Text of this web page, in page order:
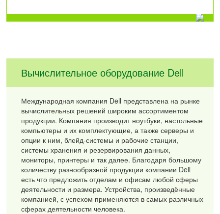
Вычислительное оборудование Dell
Международная компания Dell представлена на рынке
вычислительных решений широким ассортиментом
продукции. Компания производит ноутбуки, настольные
компьютеры и их комплектующие, а также серверы и
опции к ним, блейд-системы и рабочие станции,
системы хранения и резервирования данных,
мониторы, принтеры и так далее. Благодаря большому
количеству разнообразной продукции компании Dell
есть что предложить отделам и офисам любой сферы
деятельности и размера. Устройства, произведённые
компанией, с успехом применяются в самых различных
сферах деятельности человека.